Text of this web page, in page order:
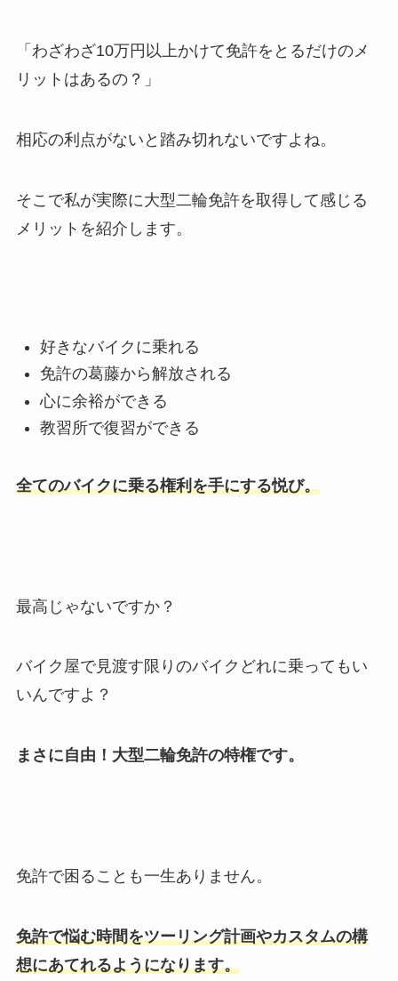
「わざわざ10万円以上かけて免許をとるだけのメ
リットはあるの？」
相応の利点がないと踏み切れないですよね。
そこで私が実際に大型二輪免許を取得して感じる
メリットを紹介します。
好きなバイクに乗れる
免許の葛藤から解放される
心に余裕ができる
教習所で復習ができる
全てのバイクに乗る権利を手にする悦び。
最高じゃないですか？
バイク屋で見渡す限りのバイクどれに乗ってもい
いんですよ？
まさに自由！大型二輪免許の特権です。
免許で困ることも一生ありません。
免許で悩む時間をツーリング計画やカスタムの構
想にあてれるようになります。